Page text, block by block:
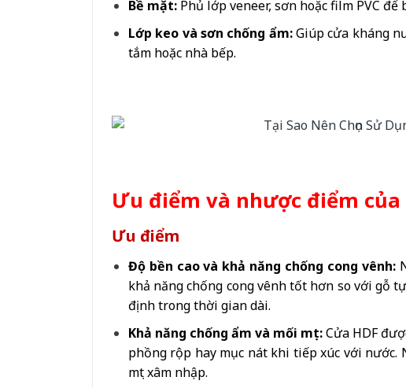
Bề mặt:Phủ lớp veneer, sơn hoặc film PVC để
Lớp keo và sơn chống ẩm:Giúp cửa kháng
tắm hoặc nhà bếp.
Ưu điểm và nhược điểm của
Ưu điểm
Độ bền cao và khả năng chống cong vênh:
khả năng chống cong vênh tốt hơn so với gỗ
định trong thời gian dài.
Khả năng chống ẩm và mối mọt:Cửa HDF
phồng rộp hay mục nát khi tiếp xúc với
mọt xâm nhập.